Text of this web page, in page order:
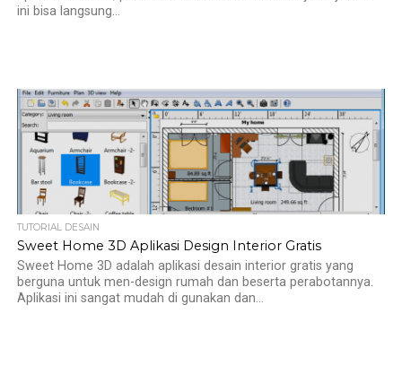
ini bisa langsung...
TUTORIAL DESAIN
Sweet Home 3D Aplikasi Design Interior Gratis
Sweet Home 3D adalah aplikasi desain interior gratis yang
berguna untuk men-design rumah dan beserta perabotannya.
Aplikasi ini sangat mudah di gunakan dan...